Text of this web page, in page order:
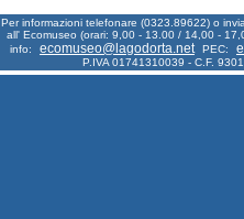
Per informazioni telefonare (0323.89622) o
all' Ecomuseo (orari: 9,00 - 13.00 / 14,00 -
info:
ecomuseo@lagodorta.net PEC:
P.IVA 01741310039 - C.F.